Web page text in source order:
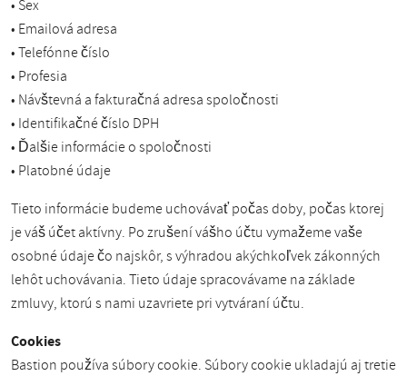
• Sex
• Emailová adresa
• Telefónne číslo
• Profesia
• Návštevná a fakturačná adresa spoločnosti
• Identifikačné číslo DPH
• Ďalšie informácie o spoločnosti
• Platobné údaje
Tieto informácie budeme uchovávať počas doby, počas ktorej
je váš účet aktívny. Po zrušení vášho účtu vymažeme vaše
osobné údaje čo najskôr, s výhradou akýchkoľvek zákonných
lehôt uchovávania. Tieto údaje spracovávame na základe
zmluvy, ktorú s nami uzavriete pri vytváraní účtu.
Cookies
Bastion používa súbory cookie. Súbory cookie ukladajú aj tretie